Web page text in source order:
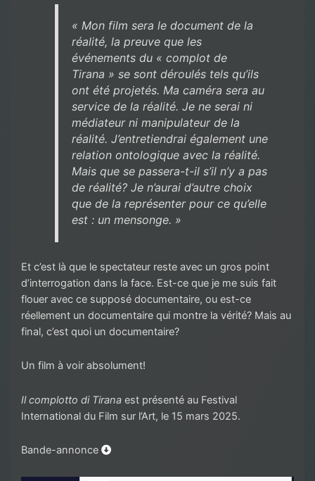
« Mon film sera le document de la
réalité, la preuve que les
événements du « complot de
Tirana » se sont déroulés tels qu’ils
ont été projetés. Ma caméra sera au
service de la réalité. Je ne serai ni
médiateur ni manipulateur de la
réalité. J’entretiendrai également une
relation ontologique avec la réalité.
Mais que se passera-t-il s’il n’y a pas
de réalité? Je n’aurai d’autre choix
que de la représenter pour ce qu’elle
est : un mensonge. »
Et c’est là que le spectateur reste avec un gros point
d’interrogation dans la face. Est-ce que je me suis fait
flouer avec ce supposé documentaire, ou est-ce
réellement un documentaire qui montre la vérité? Mais au
final, c’est quoi un documentaire?
Un film à voir absolument!
Il complotto di Tirana est présenté au Festival
International du Film sur l’Art, le 15 mars 2025.
Bande-annonce